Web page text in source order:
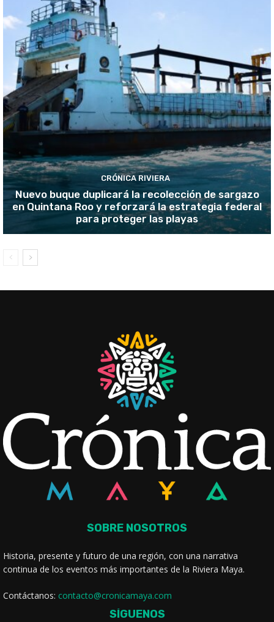
CRÓNICA RIVIERA
Nuevo buque duplicará la recolección de sargazo
en Quintana Roo y reforzará la estrategia federal
para proteger las playas
SOBRE NOSOTROS
Historia, presente y futuro de una región, con una narrativa
continua de los eventos más importantes de la Riviera Maya.
Contáctanos: contacto@cronicamaya.com
SÍGUENOS